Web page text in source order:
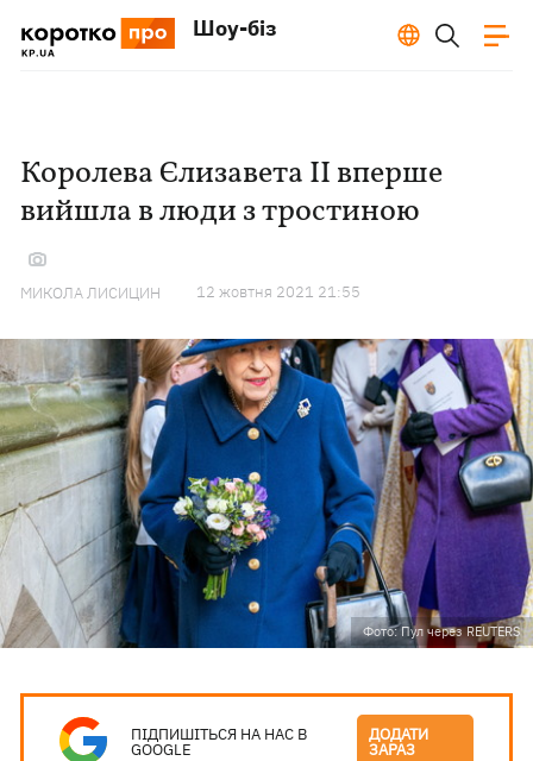
Шоу-біз
Королева Єлизавета II вперше
вийшла в люди з тростиною
МИКОЛА ЛИСИЦИН 12 жовтня 2021 21:55
Фото: Пул через REUTERS
ПІДПИШІТЬСЯ НА НАС В
GOOGLE
ДОДАТИ
ЗАРАЗ